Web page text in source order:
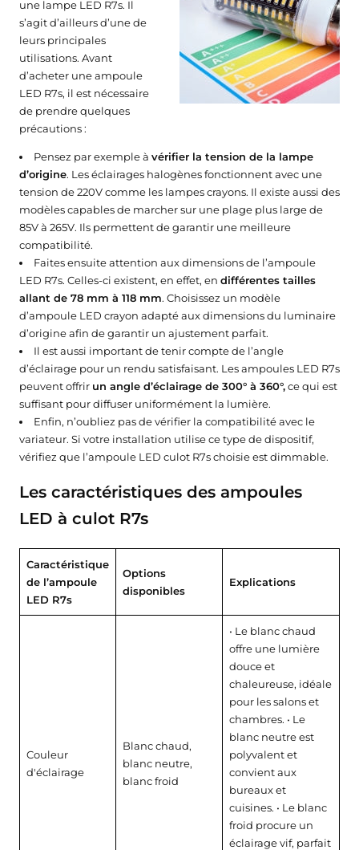
une lampe LED R7s. Il
s’agit d’ailleurs d’une de
leurs principales
utilisations. Avant
d’acheter une ampoule
LED R7s, il est nécessaire
de prendre quelques
précautions :
Pensez par exemple à vérifier la tension de la lampe
d’origine. Les éclairages halogènes fonctionnent avec une
tension de 220V comme les lampes crayons. Il existe aussi des
modèles capables de marcher sur une plage plus large de
85V à 265V. Ils permettent de garantir une meilleure
compatibilité.
Faites ensuite attention aux dimensions de l’ampoule
LED R7s. Celles-ci existent, en effet, en différentes tailles
allant de 78 mm à 118 mm. Choisissez un modèle
d’ampoule LED crayon adapté aux dimensions du luminaire
d’origine afin de garantir un ajustement parfait.
Il est aussi important de tenir compte de l’angle
d’éclairage pour un rendu satisfaisant. Les ampoules LED R7s
peuvent offrir un angle d’éclairage de 300° à 360°,ce qui est
suffisant pour diffuser uniformément la lumière.
Enfin, n’oubliez pas de vérifier la compatibilité avec le
variateur. Si votre installation utilise ce type de dispositif,
vérifiez que l’ampoule LED culot R7s choisie est dimmable.
Les caractéristiques des ampoules
LED à culot R7s
Caractéristique
de l’ampoule
LED R7s
Options
disponibles
Explications
Couleur
d'éclairage
Blanc chaud,
blanc neutre,
blanc froid
• Le blanc chaud
offre une lumière
douce et
chaleureuse, idéale
pour les salons et
chambres. • Le
blanc neutre est
polyvalent et
convient aux
bureaux et
cuisines. • Le blanc
froid procure un
éclairage vif, parfait